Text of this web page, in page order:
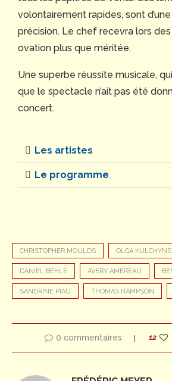
volontairement rapides, sont
précision. Le chef recevra lors
ovation plus que méritée.
Une superbe réussite musicale,
que le spectacle n’ait pas été
concert.
Les artistes
Le programme
CHRISTOPHER MOULDS OLGA
DANIEL BEHLE AVERY AMEREAU
SANDRINE PIAU THOMAS HAMPSON
0 commentaires 12